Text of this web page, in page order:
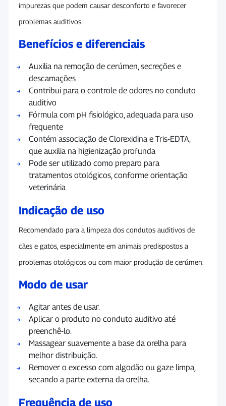
impurezas que podem causar desconforto e favorecer
problemas auditivos.
Benefícios e diferenciais
Auxilia na remoção de cerúmen, secreções e
descamações
Contribui para o controle de odores no conduto
auditivo
Fórmula com pH fisiológico, adequada para uso
frequente
Contém associação de Clorexidina e Tris-EDTA,
que auxilia na higienização profunda
Pode ser utilizado como preparo para
tratamentos otológicos, conforme orientação
veterinária
Indicação de uso
Recomendado para a limpeza dos condutos auditivos de
cães e gatos, especialmente em animais predispostos a
problemas otológicos ou com maior produção de cerúmen.
Modo de usar
Agitar antes de usar.
Aplicar o produto no conduto auditivo até
preenchê-lo.
Massagear suavemente a base da orelha para
melhor distribuição.
Remover o excesso com algodão ou gaze limpa,
secando a parte externa da orelha.
Frequência de uso